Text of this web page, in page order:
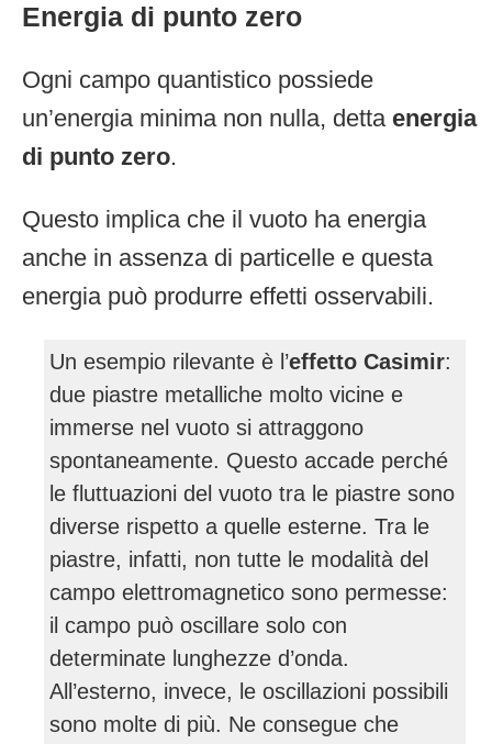
Energia di punto zero
Ogni campo quantistico possiede
un’energia minima non nulla, detta energia
di punto zero.
Questo implica che il vuoto ha energia
anche in assenza di particelle e questa
energia può produrre effetti osservabili.
Un esempio rilevante è l’effetto Casimir:
due piastre metalliche molto vicine e
immerse nel vuoto si attraggono
spontaneamente. Questo accade perché
le fluttuazioni del vuoto tra le piastre sono
diverse rispetto a quelle esterne. Tra le
piastre, infatti, non tutte le modalità del
campo elettromagnetico sono permesse:
il campo può oscillare solo con
determinate lunghezze d’onda.
All’esterno, invece, le oscillazioni possibili
sono molte di più. Ne consegue che